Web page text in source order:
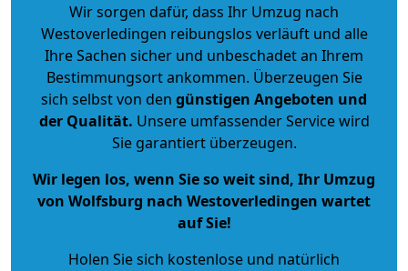
Wir sorgen dafür, dass Ihr Umzug nach
Westoverledingen reibungslos verläuft und alle
Ihre Sachen sicher und unbeschadet an Ihrem
Bestimmungsort ankommen. Überzeugen Sie
sich selbst von den günstigen Angeboten und
der Qualität. Unsere umfassender Service wird
Sie garantiert überzeugen.
Wir legen los, wenn Sie so weit sind, Ihr Umzug
von Wolfsburg nach Westoverledingen wartet
auf Sie!
Holen Sie sich kostenlose und natürlich